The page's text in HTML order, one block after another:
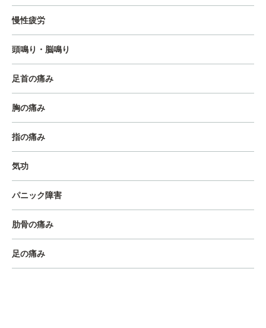
慢性疲労
頭鳴り・脳鳴り
足首の痛み
胸の痛み
指の痛み
気功
パニック障害
肋骨の痛み
足の痛み